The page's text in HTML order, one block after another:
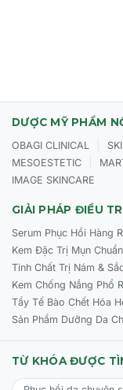
Sử dụng như bước
Làm sạch &
toner/lotion.
Progress"
Massage:
(décolleté).
thẩm thấu
Khóa ẩm:
Timexpert
Sử dụng
hiệu quả
DƯỢC MỸ PHẨM
OBAGI CLINICAL
MESOESTETIC
IMAGE SKINCARE
GIẢI PHÁP ĐIỀU
Serum Phục Hồi Hàng
Kem Đặc Trị Mụn
Tinh Chất Trị Nám &
Kem Chống Nắng Phổ
Tẩy Tế Bào Chết Hóa
Sản Phẩm Dưỡng Da
TỪ KHÓA ĐƯỢC